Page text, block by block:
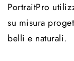
PortraitPro
su misura
belli e naturali.